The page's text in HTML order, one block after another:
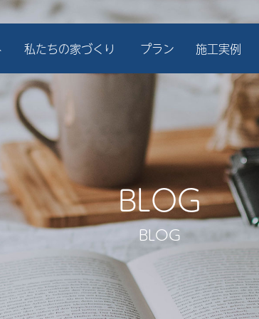
私たちの家づくり プラン 施工実例
BLOG
BLOG